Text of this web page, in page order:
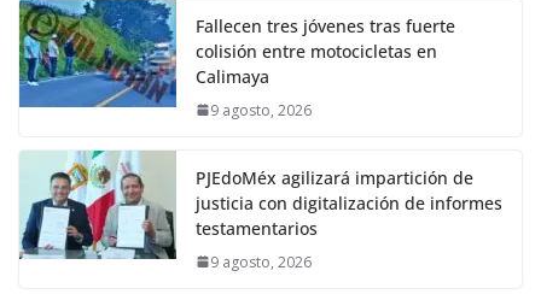
Fallecen tres jóvenes tras fuerte
colisión entre motocicletas en
Calimaya
9 agosto, 2026
PJEdoMéx agilizará impartición de
justicia con digitalización de informes
testamentarios
9 agosto, 2026